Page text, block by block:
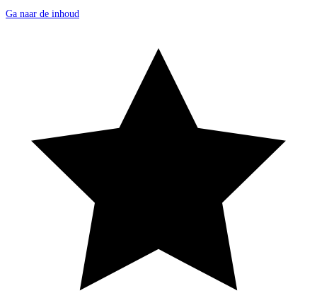
Ga naar de inhoud